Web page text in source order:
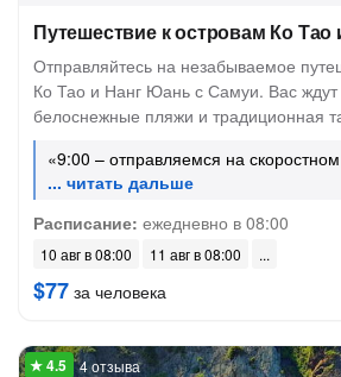
Путешествие к островам Ко
Отправляйтесь на незабываемое
Ко Тао и Нанг Юань с Самуи. Вас ждут
белоснежные пляжи и традиционная
«9:00 – отправляемся на скоростном
Расписание: ежедневно в 08:00
10 авг в 08:00 11 авг в 08:00
$77 за человека
4 отзыва